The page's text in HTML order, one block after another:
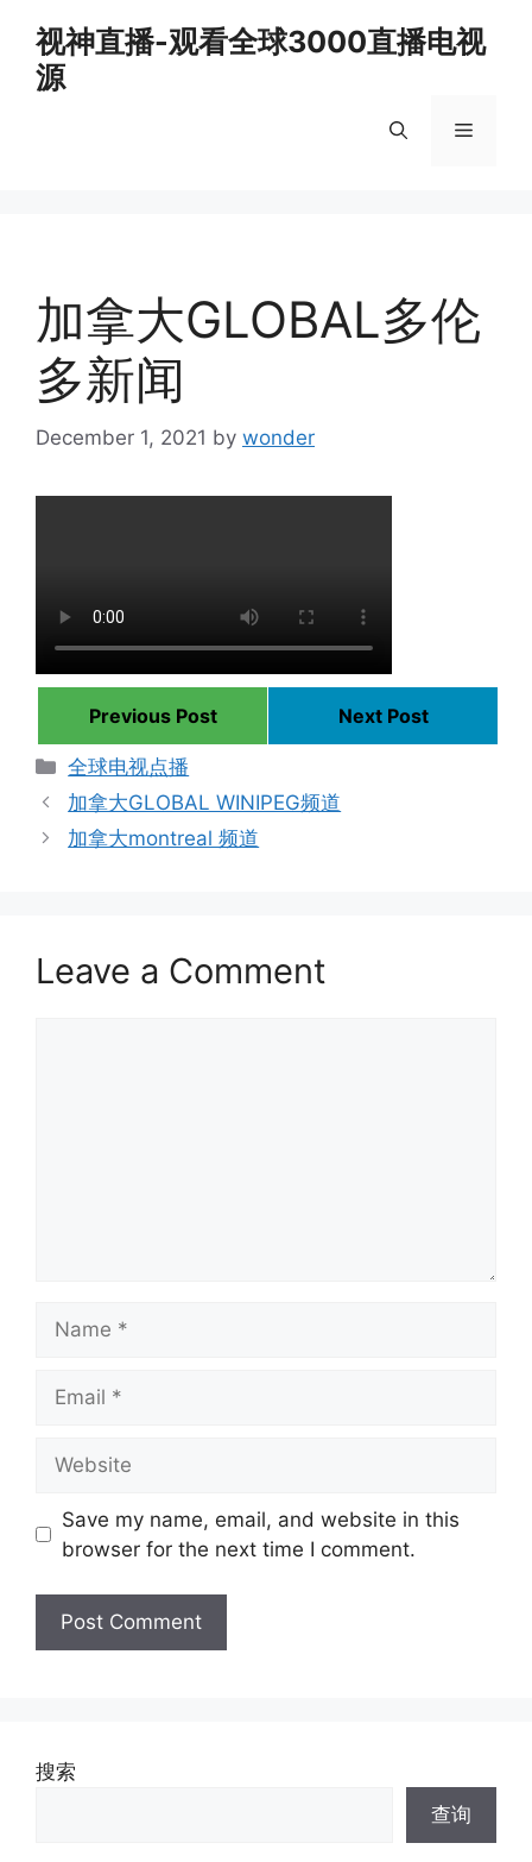
content
视神直播-观看全球3000直播电视
源
Menu
加拿大GLOBAL多伦
多新闻
December 1, 2021 by wonder
Previous Post
Next Post
Categories
全球电视点播
加拿大GLOBAL WINIPEG频道
加拿大montreal 频道
Leave a Comment
Save my name, email, and website in this
browser for the next time I comment.
搜索
查询